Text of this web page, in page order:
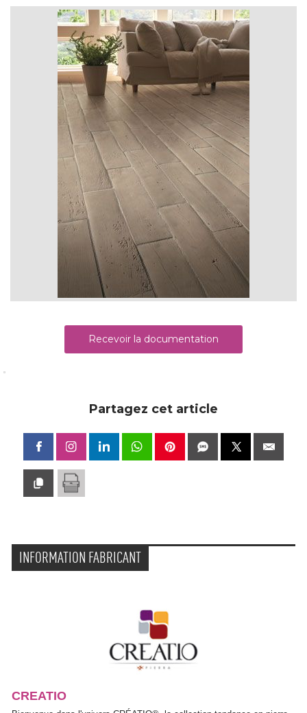
Recevoir la documentation
Partagez cet article
INFORMATION FABRICANT
CREATIO